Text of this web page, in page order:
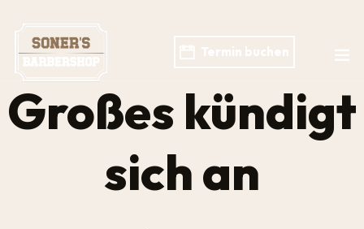
Termin buchen
Großes kündigt
sich an